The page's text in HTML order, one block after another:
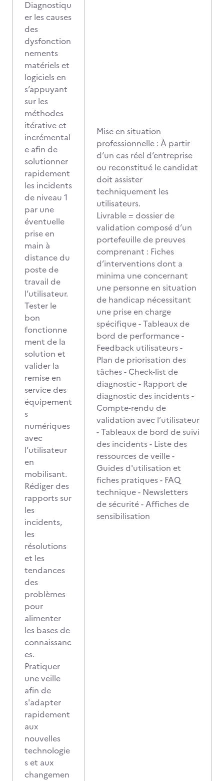
Diagnostiqu
er les causes
des
dysfonction
nements
matériels et
logiciels en
s’appuyant
sur les
méthodes
itérative et
incrémental
e afin de
solutionner
rapidement
les incidents
de niveau 1
par une
éventuelle
prise en
main à
distance du
poste de
travail de
l’utilisateur.
Tester le
bon
fonctionne
ment de la
solution et
valider la
remise en
service des
équipement
s
numériques
avec
l’utilisateur
en
mobilisant.
Rédiger des
rapports sur
les
incidents,
les
résolutions
et les
tendances
des
problèmes
pour
alimenter
les bases de
connaissanc
es.
Pratiquer
une veille
afin de
s'adapter
rapidement
aux
nouvelles
technologie
s et aux
changemen
Mise en situation
professionnelle : À partir
d’un cas réel d’entreprise
ou reconstitué le candidat
doit assister
techniquement les
utilisateurs.
Livrable = dossier de
validation composé d’un
portefeuille de preuves
comprenant : Fiches
d’interventions dont a
minima une concernant
une personne en situation
de handicap nécessitant
une prise en charge
spécifique - Tableaux de
bord de performance -
Feedback utilisateurs -
Plan de priorisation des
tâches - Check-list de
diagnostic - Rapport de
diagnostic des incidents -
Compte-rendu de
validation avec l’utilisateur
- Tableaux de bord de suivi
des incidents - Liste des
ressources de veille -
Guides d'utilisation et
fiches pratiques - FAQ
technique - Newsletters
de sécurité - Affiches de
sensibilisation